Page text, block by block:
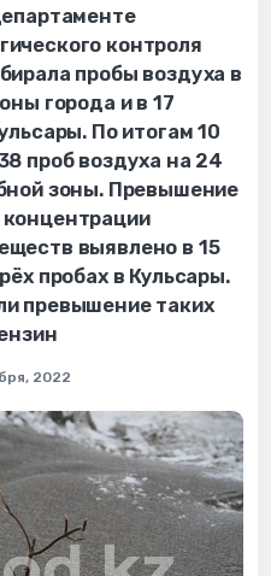
контроля
пробы воздуха в
города и в 17
По итогам 10
проб воздуха на 24
зоны. Превышение
выявлено в 15
пробах в Кульсары.
превышение таких
2022